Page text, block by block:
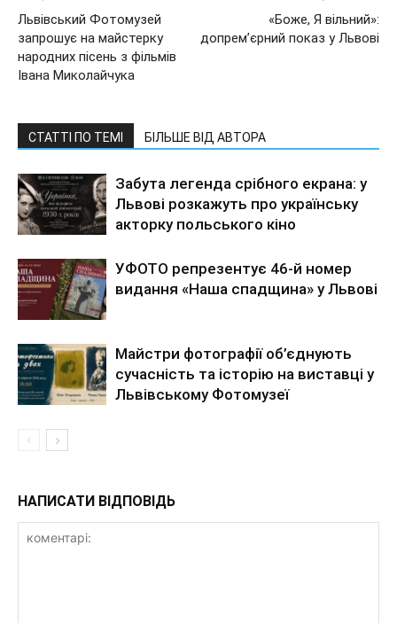
Львівський Фотомузей
запрошує на майстерку
народних пісень з фільмів
Івана Миколайчука
«Боже, Я вільний»:
допрем’єрний показ у Львові
СТАТТІ ПО ТЕМІ БІЛЬШЕ ВІД АВТОРА
Забута легенда срібного екрана: у
Львові розкажуть про українську
акторку польського кіно
УФОТО репрезентує 46-й номер
видання «Наша спадщина» у Львові
Майстри фотографії об’єднують
сучасність та історію на виставці у
Львівському Фотомузеї
НАПИСАТИ ВІДПОВІДЬ